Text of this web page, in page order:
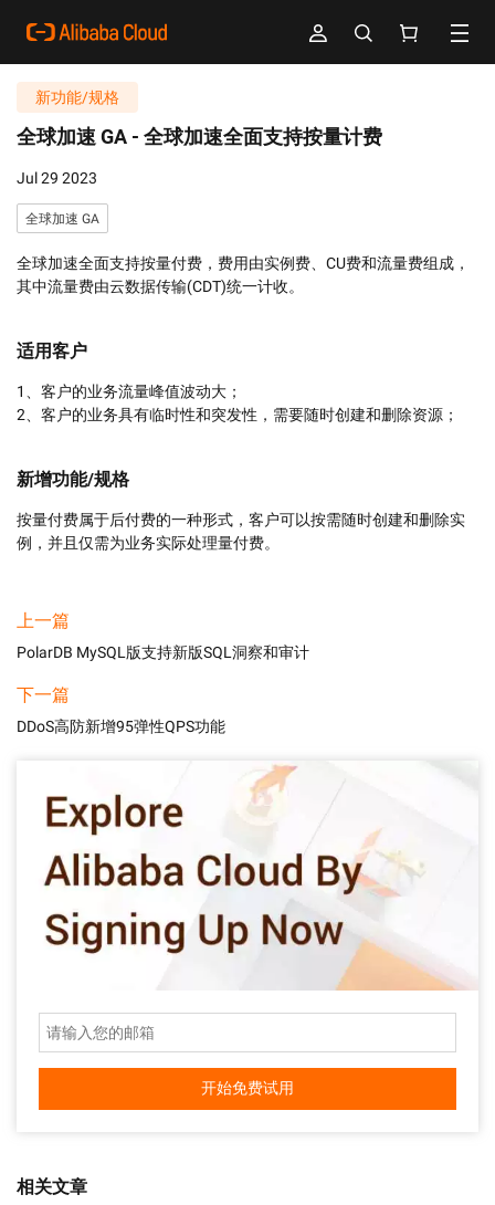
新功能/规格
全球加速 GA - 全球加速全面支持按量计费
Jul 29 2023
全球加速 GA
全球加速全面支持按量付费，费用由实例费、CU费和流量费组成，
其中流量费由云数据传输(CDT)统一计收。
适用客户
1、客户的业务流量峰值波动大；
新增功能/规格
按量付费属于后付费的一种形式，客户可以按需随时创建和删除实
例，并且仅需为业务实际处理量付费。
上一篇
PolarDB MySQL版支持新版SQL洞察和审计
下一篇
DDoS高防新增95弹性QPS功能
开始免费试用
相关文章